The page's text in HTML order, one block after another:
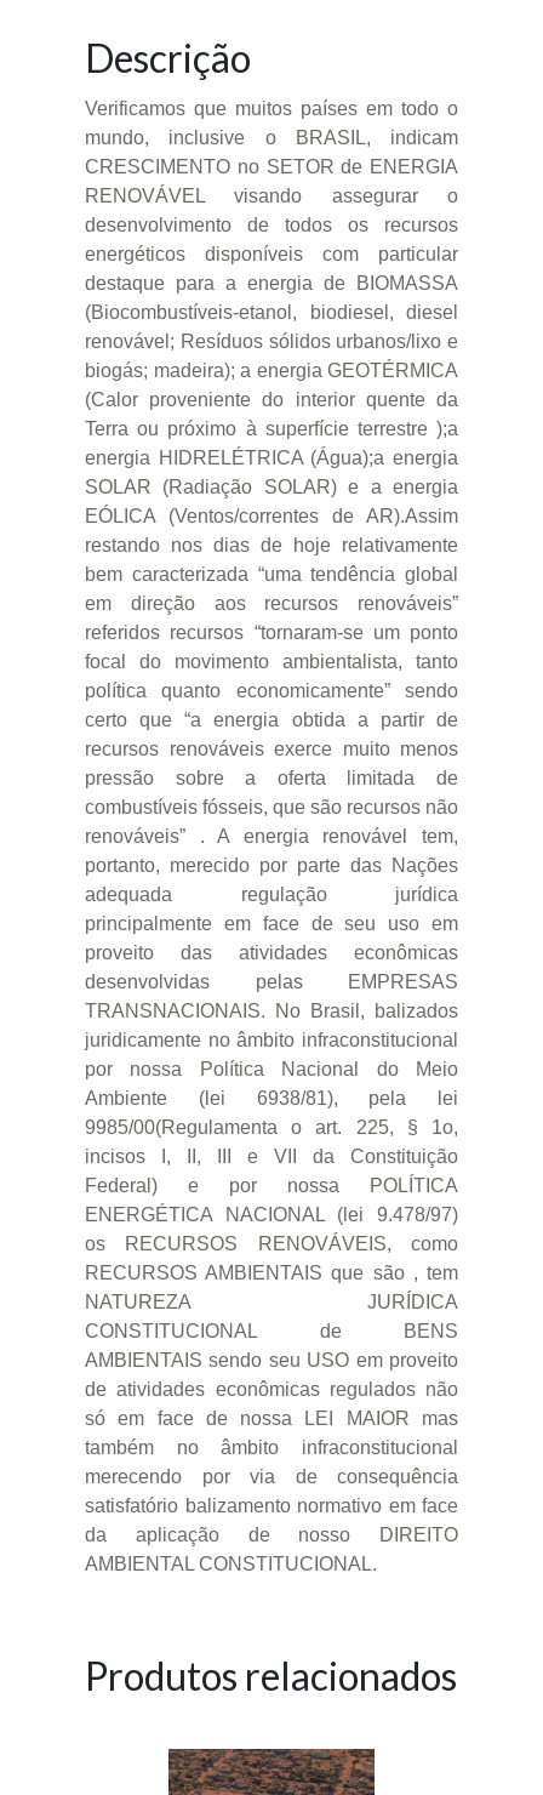
Descrição
Verificamos que muitos países em todo o
mundo, inclusive o BRASIL, indicam
CRESCIMENTO no SETOR de ENERGIA
RENOVÁVEL visando assegurar o
desenvolvimento de todos os recursos
energéticos disponíveis com particular
destaque para a energia de BIOMASSA
(Biocombustíveis-etanol, biodiesel, diesel
renovável; Resíduos sólidos urbanos/lixo e
biogás; madeira); a energia GEOTÉRMICA
(Calor proveniente do interior quente da
Terra ou próximo à superfície terrestre );a
energia HIDRELÉTRICA (Água);a energia
SOLAR (Radiação SOLAR) e a energia
EÓLICA (Ventos/correntes de AR).Assim
restando nos dias de hoje relativamente
bem caracterizada “uma tendência global
em direção aos recursos renováveis”
referidos recursos “tornaram-se um ponto
focal do movimento ambientalista, tanto
política quanto economicamente” sendo
certo que “a energia obtida a partir de
recursos renováveis exerce muito menos
pressão sobre a oferta limitada de
combustíveis fósseis, que são recursos não
renováveis” . A energia renovável tem,
portanto, merecido por parte das Nações
adequada regulação jurídica
principalmente em face de seu uso em
proveito das atividades econômicas
desenvolvidas pelas EMPRESAS
TRANSNACIONAIS. No Brasil, balizados
juridicamente no âmbito infraconstitucional
por nossa Política Nacional do Meio
Ambiente (lei 6938/81), pela lei
9985/00(Regulamenta o art. 225, § 1o,
incisos I, II, III e VII da Constituição
Federal) e por nossa POLÍTICA
ENERGÉTICA NACIONAL (lei 9.478/97)
os RECURSOS RENOVÁVEIS, como
RECURSOS AMBIENTAIS que são , tem
NATUREZA JURÍDICA
CONSTITUCIONAL de BENS
AMBIENTAIS sendo seu USO em proveito
de atividades econômicas regulados não
só em face de nossa LEI MAIOR mas
também no âmbito infraconstitucional
merecendo por via de consequência
satisfatório balizamento normativo em face
da aplicação de nosso DIREITO
AMBIENTAL CONSTITUCIONAL.
Produtos relacionados